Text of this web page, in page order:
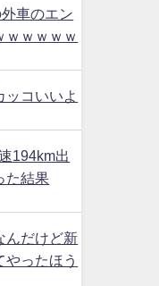
外車のエン
ｗｗｗｗｗ
ッコいいよ
194km出
た結果
んだけど新
やったほう